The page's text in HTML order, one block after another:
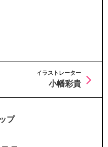
イラストレーター
小幡彩貴
プ